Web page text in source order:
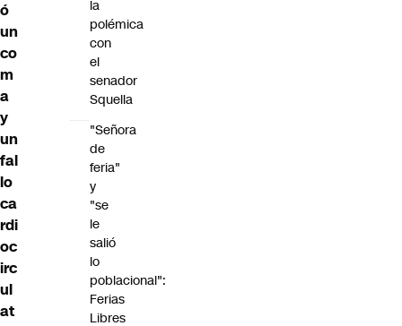
ó
un
co
m
a
y
un
fal
lo
ca
rdi
oc
irc
ul
at
la
polémica
con
el
senador
Squella
"Señora
de
feria"
y
"se
le
salió
lo
poblacional":
Ferias
Libres